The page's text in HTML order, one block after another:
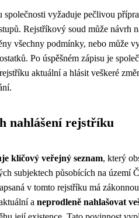
společnosti vyžaduje pečlivou
Rejstříkový soud může návrh
všechny podmínky, nebo může
Po úspěšném zápisu je
aktuální a hlásit veškeré
nahlášení rejstříku
klíčový veřejný seznam, který
subjektech působících na území
v tomto rejstříku má zákonnou
a neprodleně nahlašovat